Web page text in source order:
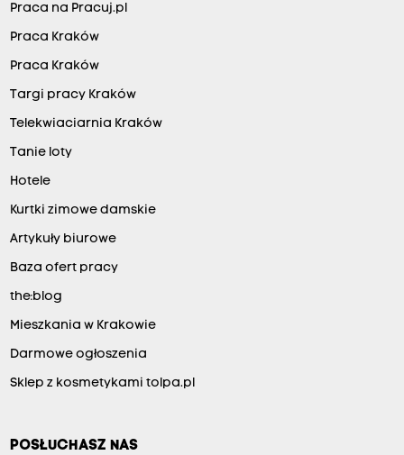
Praca na Pracuj.pl
Praca Kraków
Praca Kraków
Targi pracy Kraków
Telekwiaciarnia Kraków
Tanie loty
Hotele
Kurtki zimowe damskie
Artykuły biurowe
Baza ofert pracy
the:blog
Mieszkania w Krakowie
Darmowe ogłoszenia
Sklep z kosmetykami tolpa.pl
POSŁUCHASZ NAS